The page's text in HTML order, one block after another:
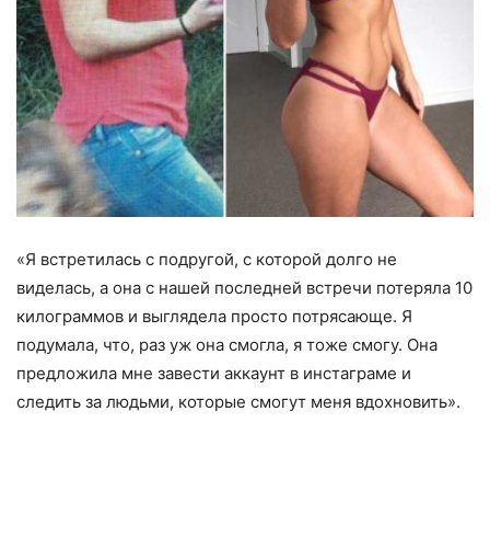
«Я встретилась с подругой, с которой долго не
виделась, а она с нашей последней встречи потеряла 10
килограммов и выглядела просто потрясающе. Я
подумала, что, раз уж она смогла, я тоже смогу. Она
предложила мне завести аккаунт в инстаграме и
следить за людьми, которые смогут меня вдохновить».